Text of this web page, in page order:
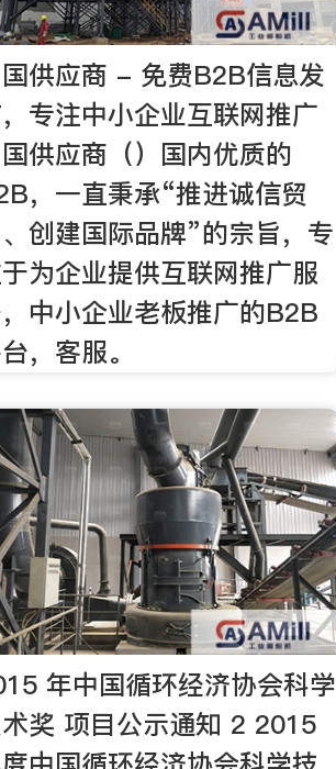
供应商 - 免费B2B信息发
专注中小企业互联网推广
供应商（）国内优质的
，一直秉承“推进诚信贸
创建国际品牌”的宗旨，专
为企业提供互联网推广服
中小企业老板推广的B2B
，客服。
年中国循环经济协会科学
奖 项目公示通知 2 2015